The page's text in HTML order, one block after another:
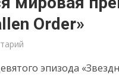
Order»
эпизода